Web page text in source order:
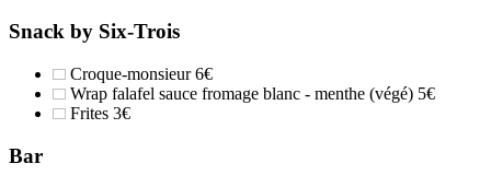
Snack by Six-Trois
Croque-monsieur6€
Wrap falafel sauce fromage blanc - menthe (végé) 5€
Frites 3€
Bar